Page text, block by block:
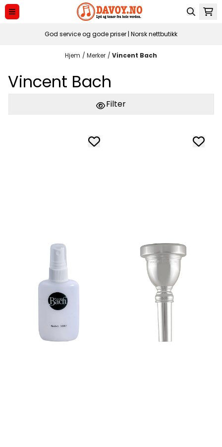
Hopp til innhold
God service og gode priser | Norsk nettbutikk
Hjem / Merker / Vincent Bach
Vincent Bach
Filter